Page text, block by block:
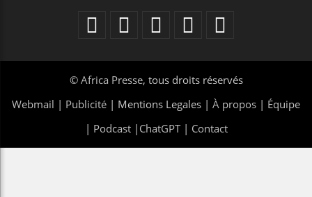
© Africa Presse, tous droits réservés
Webmail | Publicité | Mentions Legales | À propos | Équipe
| Podcast| ChatGPT| Contact